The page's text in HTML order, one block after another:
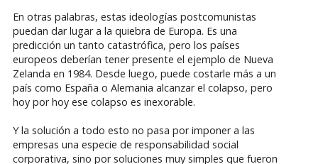
En otras palabras, estas ideologías postcomunistas
puedan dar lugar a la quiebra de Europa. Es una
predicción un tanto catastrófica, pero los países
europeos deberían tener presente el ejemplo de Nueva
Zelanda en 1984. Desde luego, puede costarle más a un
país como España o Alemania alcanzar el colapso, pero
hoy por hoy ese colapso es inexorable.
Y la solución a todo esto no pasa por imponer a las
empresas una especie de responsabilidad social
corporativa, sino por soluciones muy simples que fueron